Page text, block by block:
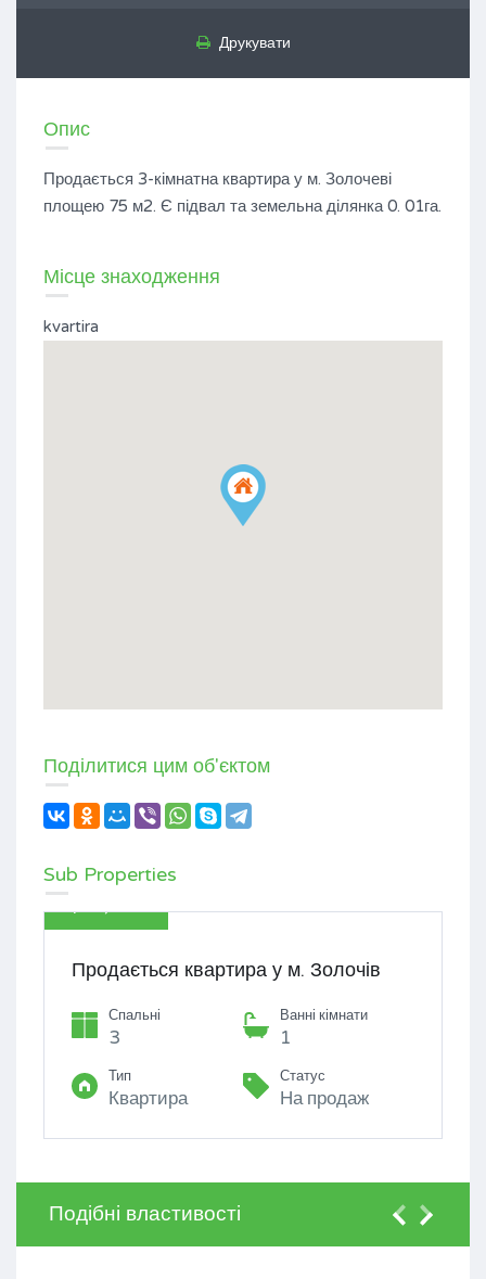
Друкувати
Опис
Продається 3-кімнатна квартира у м. Золочеві
площею 75 м2. Є підвал та земельна ділянка 0. 01га.
Місце знаходження
kvartira
Поділитися цим об'єктом
Sub Properties
Продається квартира у м. Золочів
Спальні
3
Ванні кімнати
1
Тип
Квартира
Статус
На продаж
Подібні властивості